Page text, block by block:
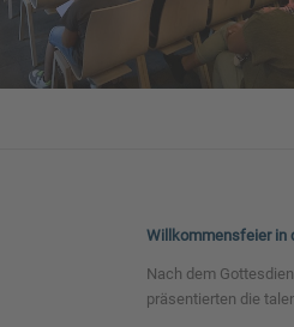
Willkommensfeier in
Nach dem
präsentierten die